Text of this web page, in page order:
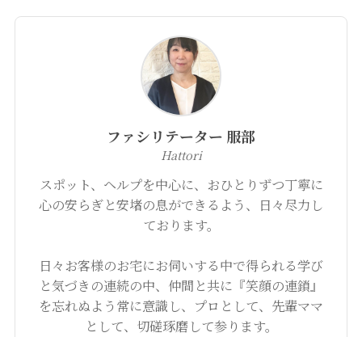
ファシリテーター 服部
Hattori
スポット、ヘルプを中心に、おひとりずつ丁寧に
心の安らぎと安堵の息ができるよう、日々尽力し
ております。
日々お客様のお宅にお伺いする中で得られる学び
と気づきの連続の中、仲間と共に『笑顔の連鎖』
を忘れぬよう常に意識し、プロとして、先輩ママ
として、切磋琢磨して参ります。